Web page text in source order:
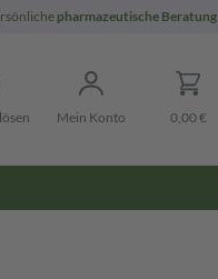
pharmazeutische Beratung
Mein Konto 0,00 €